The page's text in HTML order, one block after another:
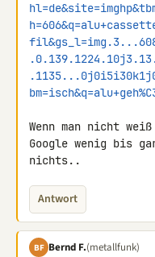
Wenn man nicht
Google wenig bis
nichts..
Antwort
BF Bernd F.(metallfunk)